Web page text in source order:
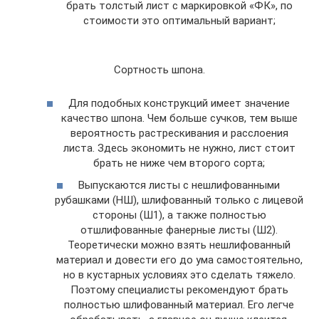
брать толстый лист с маркировкой «ФК», по
стоимости это оптимальный вариант;
Сортность шпона.
Для подобных конструкций имеет значение
качество шпона. Чем больше сучков, тем выше
вероятность растрескивания и расслоения
листа. Здесь экономить не нужно, лист стоит
брать не ниже чем второго сорта;
Выпускаются листы с нешлифованными
рубашками (НШ), шлифованный только с лицевой
стороны (Ш1), а также полностью
отшлифованные фанерные листы (Ш2).
Теоретически можно взять нешлифованный
материал и довести его до ума самостоятельно,
но в кустарных условиях это сделать тяжело.
Поэтому специалисты рекомендуют брать
полностью шлифованный материал. Его легче